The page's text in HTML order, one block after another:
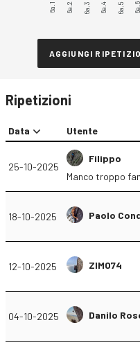
6a.1 6a.2 6a.3 6a.4 6a.5 6a.6
AGGIUNGI
Ripetizioni
Data Utente
25-10-2025
Filippo
Manco troppo
18-10-2025 Paolo
12-10-2025 ZIMO74
04-10-2025 Danilo